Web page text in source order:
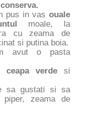
pus in vas ouale
moale, la
cu zeama de
si putina boia.
avut o pasta
ceapa verde si
sa gustati si sa
zeama de